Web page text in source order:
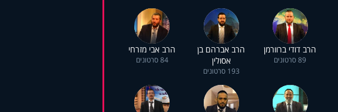
הרב דודי ברוורמן
89 סרטונים
הרב אברהם בן
אסולין
193 סרטונים
הרב אבי מזרחי
84 סרטונים